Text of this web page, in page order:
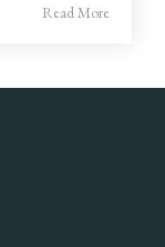
Read More